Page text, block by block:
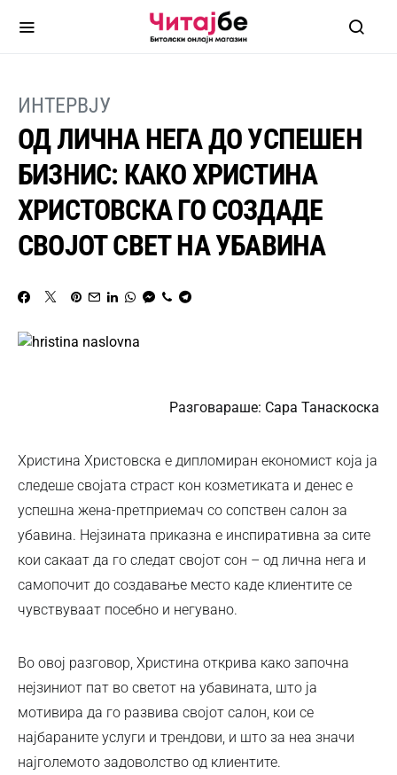
ИНТЕРВЈУ
ОД ЛИЧНА НЕГА ДО УСПЕШЕН
БИЗНИС: КАКО ХРИСТИНА
ХРИСТОВСКА ГО СОЗДАДЕ
СВОЈОТ СВЕТ НА УБАВИНА
Разговараше: Сара Танаскоска
Христина Христовска е дипломиран економист која ја
следеше својата страст кон козметиката и денес е
успешна жена-претприемач со сопствен салон за
убавина. Нејзината приказна е инспиративна за сите
кои сакаат да го следат својот сон – од лична нега и
самопочит до создавање место каде клиентите се
чувствуваат посебно и негувано.
Во овој разговор, Христина открива како започна
нејзиниот пат во светот на убавината, што ја
мотивира да го развива својот салон, кои се
најбараните услуги и трендови, и што за неа значи
најголемото задоволство од клиентите.